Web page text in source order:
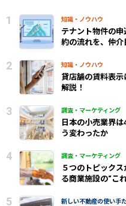
知識・ノウハウ
テナント物件の申
約の流れを、仲介
知識・ノウハウ
貸店舗の賃料表示
解説！
調査・マーケティング
日本の小売業界
う変わったか
調査・マーケティング
５つのトピックス
る商業施設の“こ
新しい不動産の使い手